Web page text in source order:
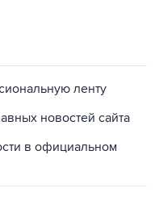
ленту
новостей сайта
в официальном